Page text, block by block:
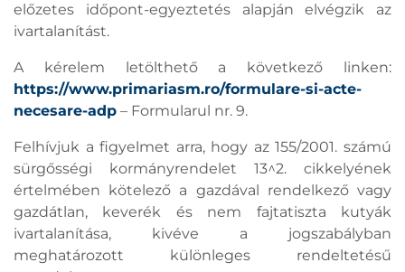
előzetes időpont-egyeztetés alapján elvégzik az
ivartalanítást.
A kérelem letölthető a következő linken:
https://www.primariasm.ro/formulare-si-acte-
necesare-adp – Formularul nr. 9.
Felhívjuk a figyelmet arra, hogy az 155/2001. számú
sürgősségi kormányrendelet 13^2. cikkelyének
értelmében kötelező a gazdával rendelkező vagy
gazdátlan, keverék és nem fajtatiszta kutyák
ivartalanítása, kivéve a jogszabályban
meghatározott különleges rendeltetésű